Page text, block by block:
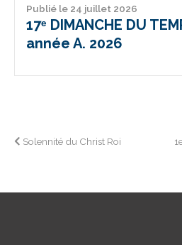
Publié le 24 juillet 2026
17ᵉ DIMANCHE DU
année A. 2026
Navigation
Solennité du Christ Roi